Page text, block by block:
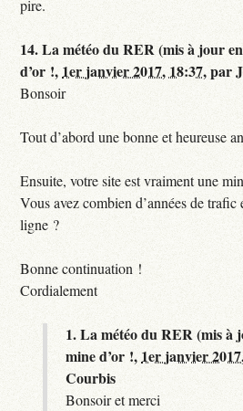
pire.
14.La météo du RER (mis à jour
d’or !, 1er janvier 2017, 18:37,par
Bonsoir
Tout d’abord une bonne et heureuse
Ensuite, votre site est vraiment une
Vous avez combien d’années de trafic
ligne ?
Bonne continuation !
Cordialement
1.La météo du RER (mis à
mine d’or !, 1er janvier
Courbis
Bonsoir et merci